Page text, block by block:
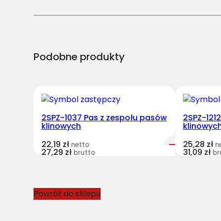
Podobne produkty
2SPZ-1037 Pas z zespołu pasów
klinowych
22,19 zł netto
27,29 zł brutto
2SPZ-
25,28 zł
31,09 zł
Powrót do sklepu